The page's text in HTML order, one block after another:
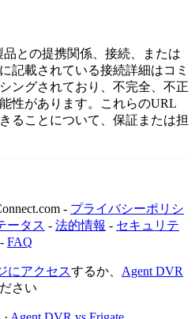
品との提携関係、接続、または
記載されている接続詳細はコミ
ングされており、不完全、不正
性があります。これらのURL
ることについて、保証または担
- プライバシーポリシ
ータス - 法的情報 - セキュリテ
- FAQ
にアクセスするか、 Agent DVR
さい